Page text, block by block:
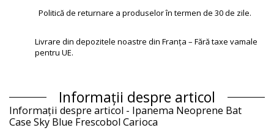
Politică de returnare a produselor în termen de 30 de zile.
Livrare din depozitele noastre din Franța – Fără taxe vamale
pentru UE.
Informații despre articol
Informații despre articol - Ipanema Neoprene Bat
Case Sky Blue Frescobol Carioca